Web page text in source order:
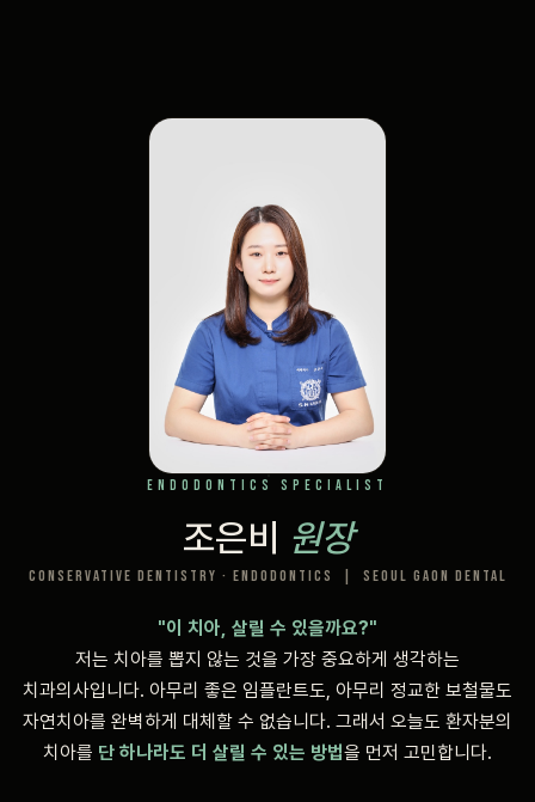
ENDODONTICS SPECIALIST
조은비 원장
Conservative Dentistry · Endodontics | Seoul Gaon Dental
"이 치아, 살릴 수 있을까요?"
저는 치아를 뽑지 않는 것을 가장 중요하게 생각하는
치과의사입니다. 아무리 좋은 임플란트도, 아무리 정교한 보철물도
자연치아를 완벽하게 대체할 수 없습니다. 그래서 오늘도 환자분의
치아를 단 하나라도 더 살릴 수 있는 방법을 먼저 고민합니다.